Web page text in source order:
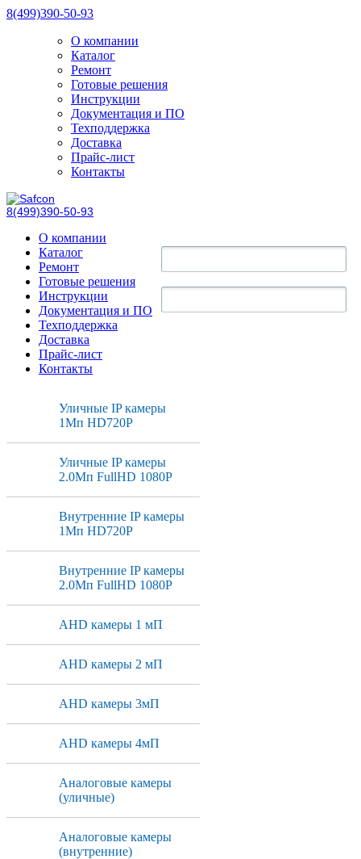
8(499)390-50-93
О компании
Каталог
Ремонт
Готовые решения
Инструкции
Документация и ПО
Техподдержка
Доставка
Прайс-лист
Контакты
8(499)390-50-93
О компании
Каталог
Ремонт
Готовые решения
Инструкции
Документация и ПО
Техподдержка
Доставка
Прайс-лист
Контакты
Уличные IP камеры
1Мп HD720P
Уличные IP камеры
2.0Мп FullHD 1080P
Внутренние IP камеры
1Мп HD720P
Внутренние IP камеры
2.0Мп FullHD 1080P
AHD камеры 1 мП
AHD камеры 2 мП
AHD камеры 3мП
AHD камеры 4мП
Аналоговые камеры
(уличные)
Аналоговые камеры
(внутренние)